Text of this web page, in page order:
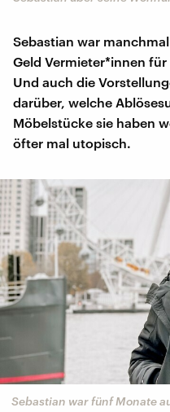
Sebastian war
Geld Vermieter*innen
Und auch die
darüber, welche
Möbelstücke sie haben
öfter mal utopisch.
Sebastian war fünf Monate